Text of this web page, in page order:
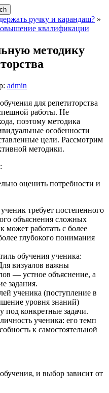
ручку и карандаш? »
квалификации
методику
admin
для репетиторства
работы. Не
поэтому методика
особенности
цели. Рассмотрим
методики.
оценить потребности и
требует постепенного
объяснения сложных
работать с более
глубокого понимания
обучения ученика:
визуалов важны
— устное объяснение, а
задания.
ученика (поступление в
уровня знаний)
под конкретные задачи.
ученика: его темп
к самостоятельной
и выбор зависит от